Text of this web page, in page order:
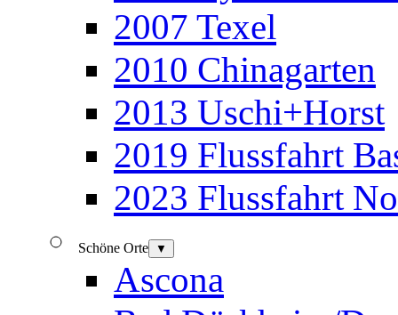
2007 Texel
2010 Chinagarten
2013 Uschi+Horst
2019 Flussfahrt
2023 Flussfahrt
Schöne Orte ▼
Ascona